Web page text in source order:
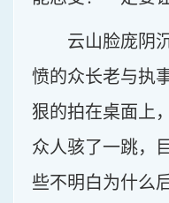
云山脸庞阴
愤的众长老与执
狠的拍在桌面上
众人骇了一跳，
些不明白为什么